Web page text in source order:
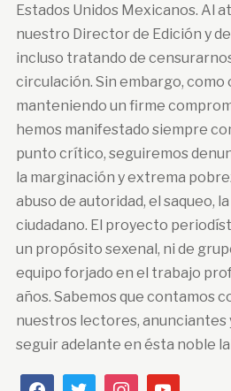
Estados Unidos Mexicanos. Al
nuestro Director de Edición y
incluso tratando de
circulación. Sin embargo, como
manteniendo un firme
hemos manifestado siempre
punto crítico, seguiremos
la marginación y extrema
abuso de autoridad, el saqueo,
ciudadano. El proyecto
un propósito sexenal, ni de
equipo forjado en el trabajo
años. Sabemos que contamos
nuestros lectores, anunciantes
seguir adelante en ésta noble